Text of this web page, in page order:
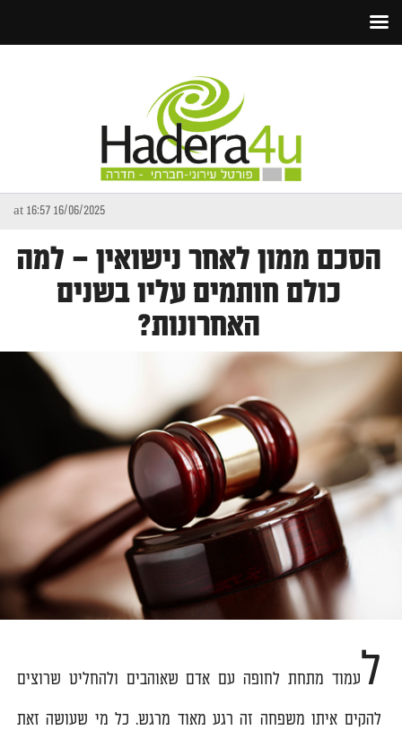
16/06/2025 at 16:57
הסכם ממון לאחר נישואין – למה
כולם חותמים עליו בשנים
האחרונות?
לעמוד מתחת לחופה עם אדם שאוהבים ולהחליט שרוצים
להקים איתו משפחה זה רגע מאוד מרגש. כל מי שעושה זאת